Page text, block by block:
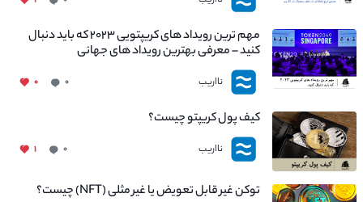
مهم ترین رویداد های کریپتویی ۲۰۲۳ که باید دنبال
کنید – معرفی بهترین رویداد های جهانی
نااریب ۰ ۰
کیف پول کریپتو چیست؟
نااریب ۰ ۱
توکن غیر قابل تعویض یا غیر مثلی (NFT) چیست؟